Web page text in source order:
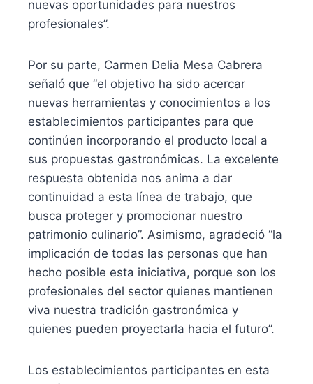
nuevas oportunidades para nuestros
profesionales”.
Por su parte, Carmen Delia Mesa Cabrera
señaló que “el objetivo ha sido acercar
nuevas herramientas y conocimientos a los
establecimientos participantes para que
continúen incorporando el producto local a
sus propuestas gastronómicas. La excelente
respuesta obtenida nos anima a dar
continuidad a esta línea de trabajo, que
busca proteger y promocionar nuestro
patrimonio culinario”. Asimismo, agradeció “la
implicación de todas las personas que han
hecho posible esta iniciativa, porque son los
profesionales del sector quienes mantienen
viva nuestra tradición gastronómica y
quienes pueden proyectarla hacia el futuro”.
Los establecimientos participantes en esta